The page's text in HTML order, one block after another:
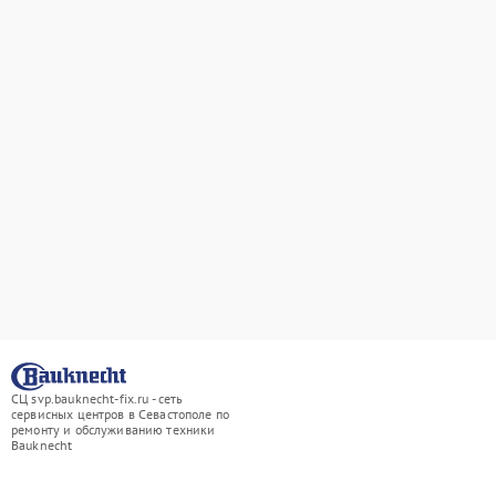
СЦ svp.bauknecht-fix.ru - сеть
сервисных центров в Севастополе по
ремонту и обслуживанию техники
Bauknecht